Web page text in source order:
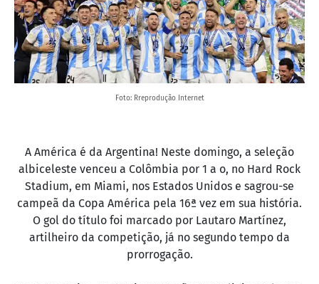
Foto: Rreprodução Internet
A América é da Argentina! Neste domingo, a seleção
albiceleste venceu a Colômbia por 1 a o, no Hard Rock
Stadium, em Miami, nos Estados Unidos e sagrou-se
campeã da Copa América pela 16ª vez em sua história.
O gol do título foi marcado por Lautaro Martínez,
artilheiro da competição, já no segundo tempo da
prorrogação.